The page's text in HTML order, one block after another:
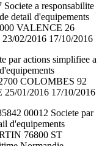
a responsabilite
detail d'equipements
VALENCE 26
02/2016 17/10/2016
par actions simplifiee a
COLOMBES 92
25/01/2016 17/10/2016
00012 Societe par
d'equipements
76800 ST